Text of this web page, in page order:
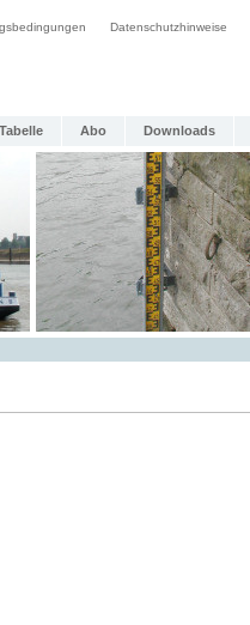
Datenschutzhinweise
Abo Downloads